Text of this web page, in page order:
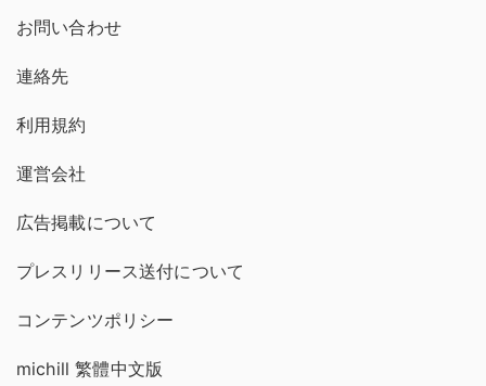
お問い合わせ
連絡先
利用規約
運営会社
広告掲載について
プレスリリース送付について
コンテンツポリシー
michill 繁體中文版